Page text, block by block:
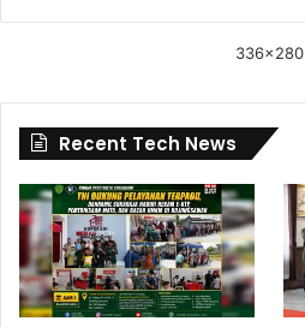
336x280
Recent Tech News